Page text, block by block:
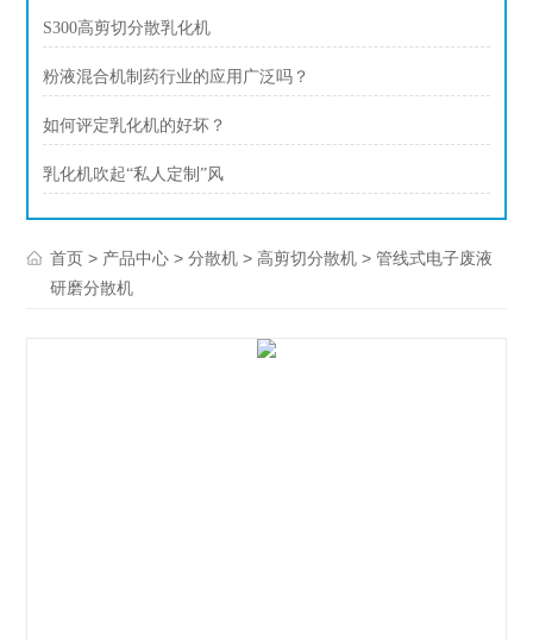
S300高剪切分散乳化机
粉液混合机制药行业的应用广泛吗？
如何评定乳化机的好坏？
乳化机吹起“私人定制”风
首页 > 产品中心 >分散机 >高剪切分散机 > 管线式电子废液
研磨分散机